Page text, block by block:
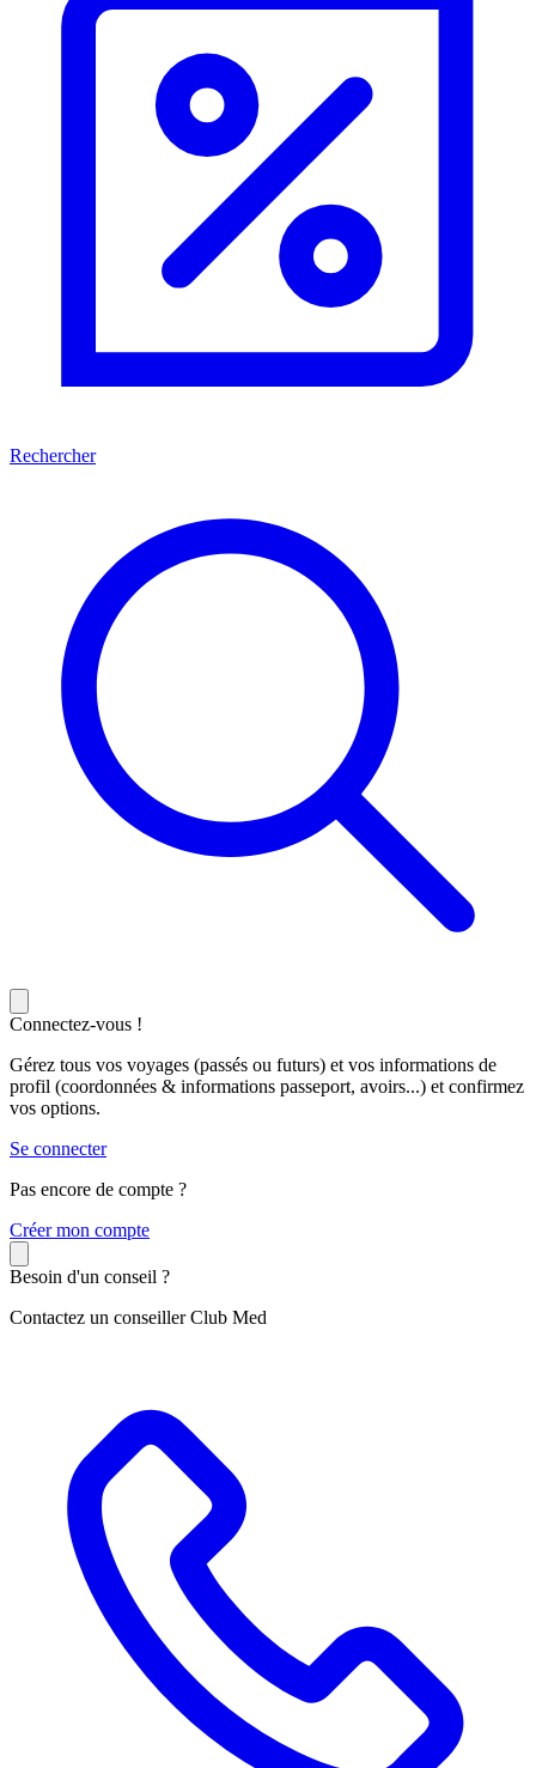
Rechercher
Connectez-vous !
Gérez tous vos voyages (passés ou futurs) et vos informations de
profil (coordonnées & informations passeport, avoirs...) et confirmez
vos options.
Se connecter
Pas encore de compte ?
Créer mon compte
Besoin d'un conseil ?
Contactez un conseiller Club Med